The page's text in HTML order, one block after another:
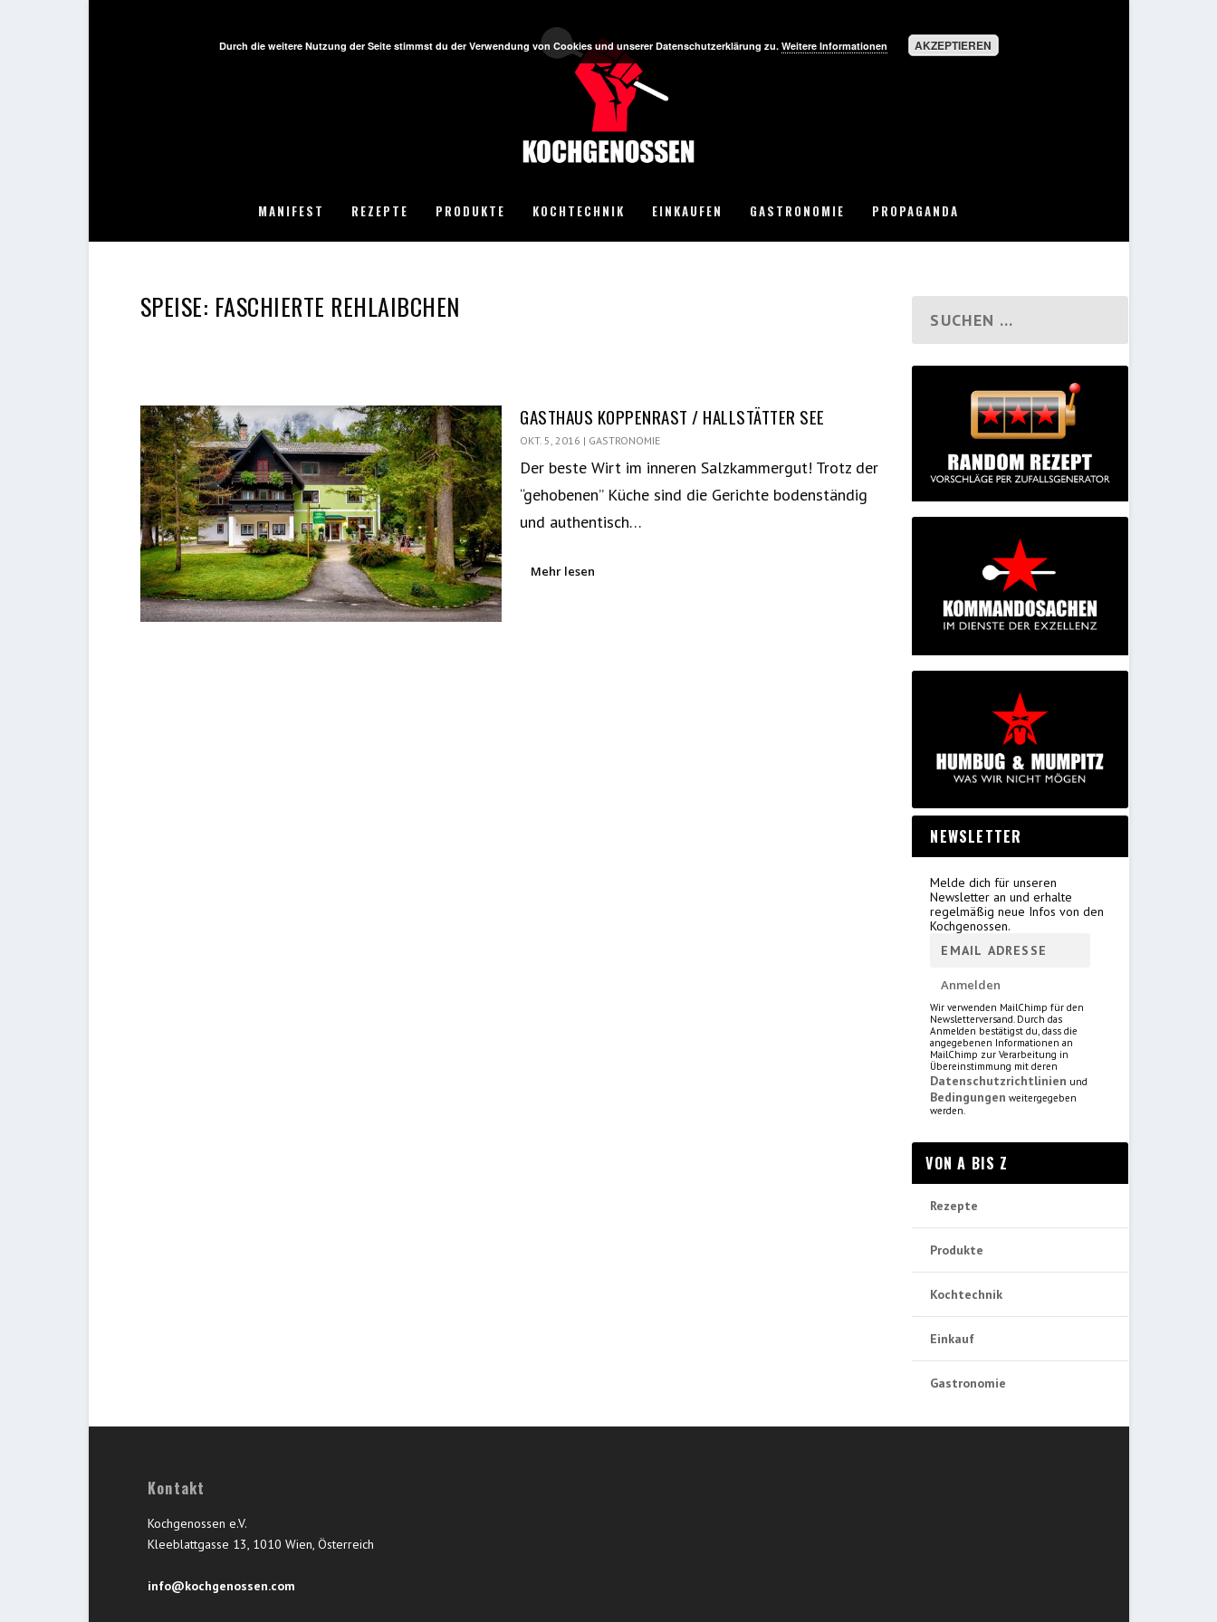
MANIFEST REZEPTE PRODUKTE KOCHTECHNIK EINKAUFEN GASTRONOMIE PROPAGANDA
SPEISE: FASCHIERTE REHLAIBCHEN
GASTHAUS KOPPENRAST / HALLSTÄTTER SEE
OKT. 5, 2016 | GASTRONOMIE
Der beste Wirt im inneren Salzkammergut! Trotz der
“gehobenen” Küche sind die Gerichte bodenständig
und authentisch…
Mehr lesen
NEWSLETTER
Melde dich für unseren
Newsletter an und erhalte
regelmäßig neue Infos von den
Kochgenossen.
Wir verwenden MailChimp für den
Newsletterversand. Durch das
Anmelden bestätigst du, dass die
angegebenen Informationen an
MailChimp zur Verarbeitung in
Übereinstimmung mit deren
Datenschutzrichtlinien und
Bedingungen weitergegeben
werden.
VON A BIS Z
Rezepte
Produkte
Kochtechnik
Einkauf
Gastronomie
Kontakt
Kochgenossen e.V.
Kleeblattgasse 13, 1010 Wien, Österreich
info@kochgenossen.com
Durch die weitere Nutzung der Seite stimmst du der Verwendung von Cookies und unserer Datenschutzerklärung zu. Weitere Informationen AKZEPTIEREN